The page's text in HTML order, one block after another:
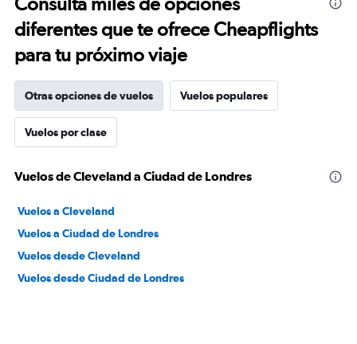
diferentes que te ofrece Cheapflights
para tu próximo viaje
Otras opciones de vuelos Vuelos populares
Vuelos por clase
Vuelos de Cleveland a Ciudad de Londres
Vuelos a Cleveland
Vuelos a Ciudad de Londres
Vuelos desde Cleveland
Vuelos desde Ciudad de Londres